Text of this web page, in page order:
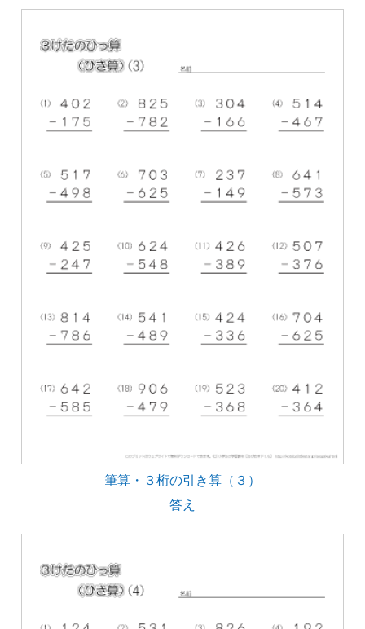
筆算・３桁の引き算（３）
答え